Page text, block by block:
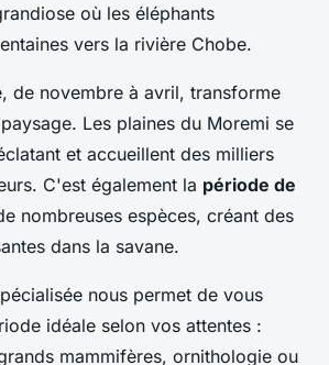
où les éléphants
vers la rivière Chobe.
de novembre à avril, transforme
Les plaines du Moremi se
et accueillent des milliers
C'est également la période de
nombreuses espèces, créant des
dans la savane.
nous permet de vous
idéale selon vos attentes :
mammifères, ornithologie ou